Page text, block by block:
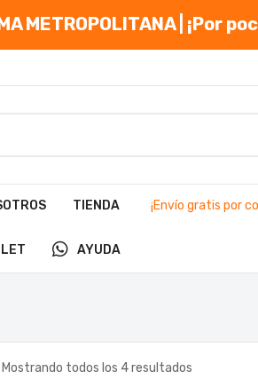
METROPOLITANA | ¡Por
TIENDA
AYUDA
¡Envío gratis por
Mostrando todos los 4 resultados